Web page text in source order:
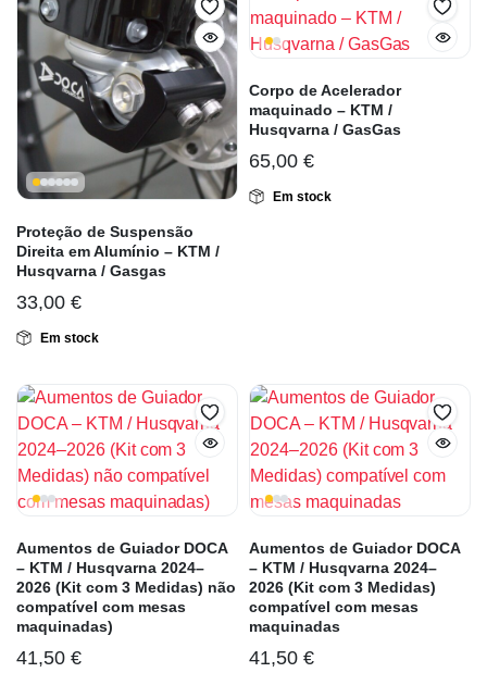
Proteção de Suspensão
Direita em Alumínio – KTM /
Husqvarna / Gasgas
33,00 €
Em stock
Corpo de Acelerador
maquinado – KTM /
Husqvarna / GasGas
65,00 €
Em stock
Aumentos de Guiador DOCA
– KTM / Husqvarna 2024–
2026 (Kit com 3 Medidas) não
compatível com mesas
maquinadas)
41,50 €
Aumentos de Guiador DOCA
– KTM / Husqvarna 2024–
2026 (Kit com 3 Medidas)
compatível com mesas
maquinadas
41,50 €